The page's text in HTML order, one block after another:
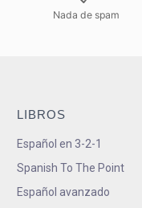
Nada de spam
LIBROS
Español en 3-2-1
Spanish To The Point
Español avanzado